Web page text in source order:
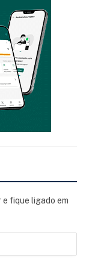
fique ligado em